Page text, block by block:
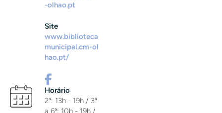
-olhao.pt
Site
www.biblioteca
municipal.cm-ol
hao.pt/
Horário
2ª: 13h - 19h / 3ª
a 6ª: 10h - 19h /